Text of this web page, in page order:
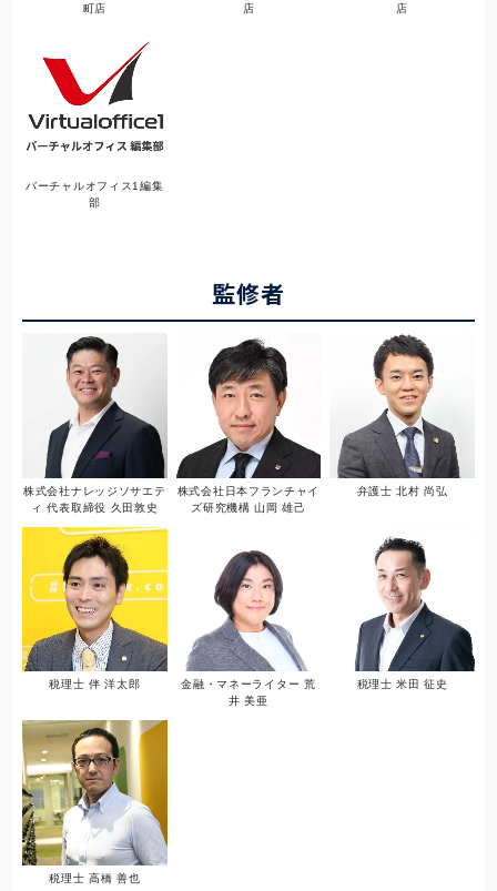
町店
店
店
バーチャルオフィス1編集
部
監修者
株式会社ナレッジソサエテ
ィ 代表取締役 久田敦史
株式会社日本フランチャイ
ズ研究機構 山岡 雄己
弁護士 北村 尚弘
税理士 伴 洋太郎
金融・マネーライター 荒
井 美亜
税理士 米田 征史
税理士 高橋 善也